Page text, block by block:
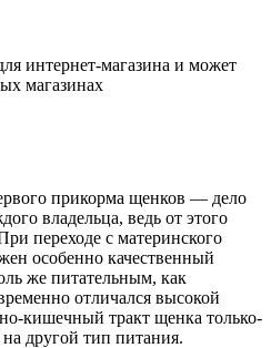
интернет-магазина и может
магазинах
прикорма щенков — дело
владельца, ведь от этого
переходе с материнского
особенно качественный
же питательным, как
отличался высокой
кишечный тракт щенка только-
на другой тип питания.